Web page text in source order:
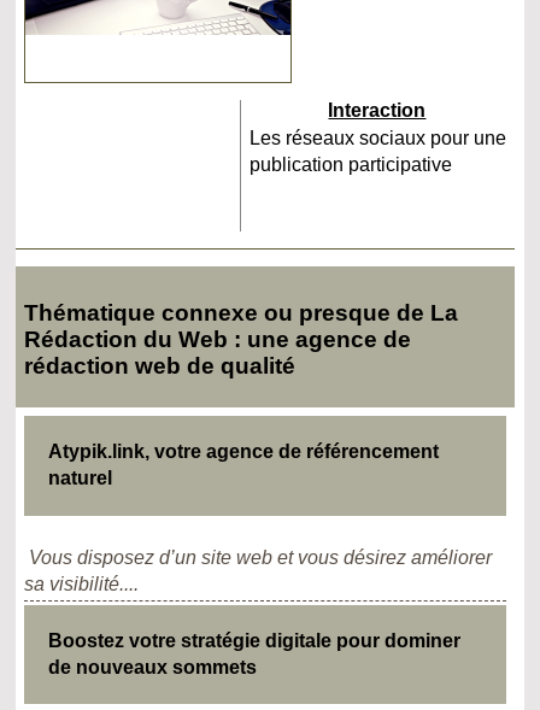
Interaction
Les réseaux sociaux pour une
publication participative
Thématique connexe ou presque de La
Rédaction du Web : une agence de
rédaction web de qualité
Atypik.link, votre agence de référencement
naturel
Vous disposez d’un site web et vous désirez améliorer
sa visibilité....
Boostez votre stratégie digitale pour dominer
de nouveaux sommets